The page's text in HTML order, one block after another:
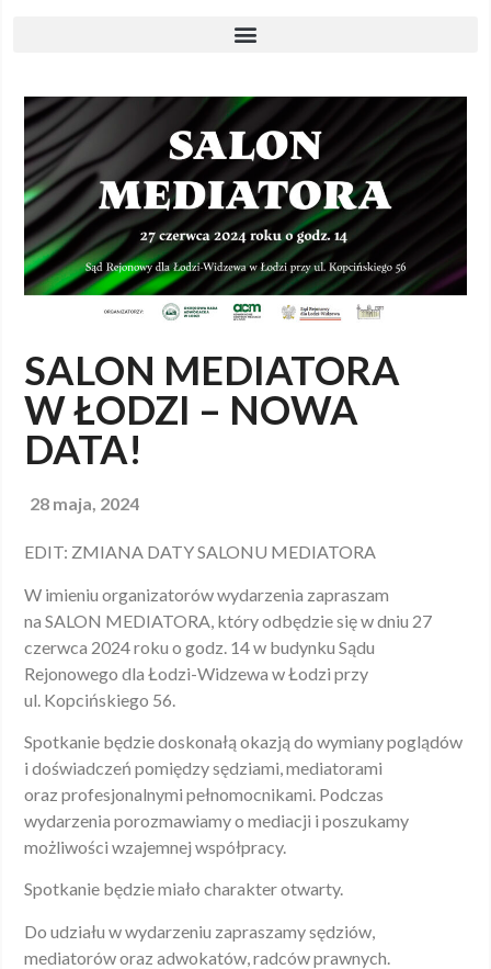
SALON MEDIATORA
W ŁODZI – NOWA
DATA!
28 maja, 2024
EDIT: ZMIANA DATY SALONU MEDIATORA
W imieniu organizatorów wydarzenia zapraszam
na SALON MEDIATORA, który odbędzie się w dniu 27
czerwca 2024 roku o godz. 14 w budynku Sądu
Rejonowego dla Łodzi-Widzewa w Łodzi przy
ul. Kopcińskiego 56.
Spotkanie będzie doskonałą okazją do wymiany poglądów
i doświadczeń pomiędzy sędziami, mediatorami
oraz profesjonalnymi pełnomocnikami. Podczas
wydarzenia porozmawiamy o mediacji i poszukamy
możliwości wzajemnej współpracy.
Spotkanie będzie miało charakter otwarty.
Do udziału w wydarzeniu zapraszamy sędziów,
mediatorów oraz adwokatów, radców prawnych.